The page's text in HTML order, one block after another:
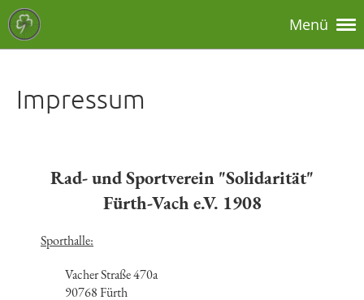
Menü
Impressum
Rad- und Sportverein "Solidarität"
Fürth-Vach e.V. 1908
Sporthalle:
Vacher Straße 470a
90768 Fürth